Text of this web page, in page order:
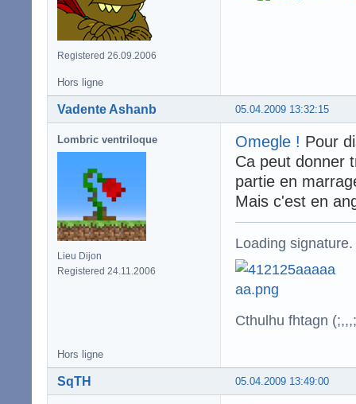
Registered 26.09.2006
Hors ligne
05.04.2009 13:32:15
Vadente Ashanb
Lombric ventriloque
Lieu Dijon
Registered 24.11.2006
Omegle ! Pour
Ca peut donner
partie en
Mais c'est en
Loading signature.
Cthulhu fhtagn
Hors ligne
05.04.2009 13:49:00
SqTH